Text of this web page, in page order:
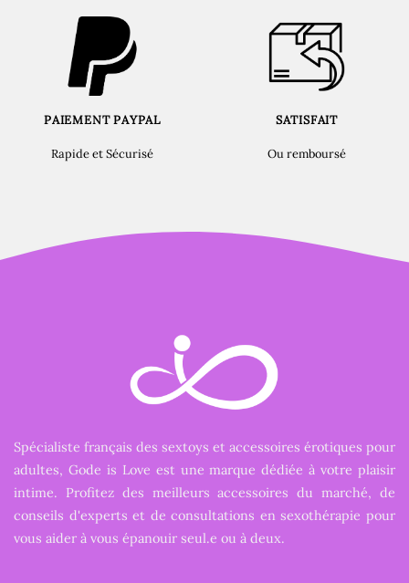
PAIEMENT PAYPAL
Rapide et Sécurisé
SATISFAIT
Ou remboursé
Spécialiste français des sextoys et accessoires érotiques pour
adultes, Gode is Love est une marque dédiée à votre plaisir
intime. Profitez des meilleurs accessoires du marché, de
conseils d'experts et de consultations en sexothérapie pour
vous aider à vous épanouir seul.e ou à deux.